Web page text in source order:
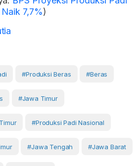
7,7%)
#Produksi Beras #Beras
#Jawa Timur
#produksi Padi Nasional
#Jawa Tengah #Jawa Barat